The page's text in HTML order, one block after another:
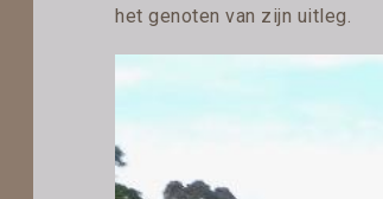
het genoten van zijn uitleg.